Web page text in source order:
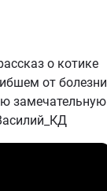
о котике
от болезни
замечательную